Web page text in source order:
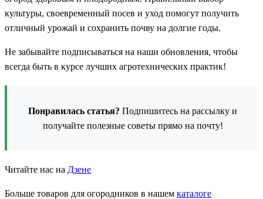
культуры, своевременный посев и уход помогут получить
отличный урожай и сохранить почву на долгие годы.
Не забывайте подписываться на наши обновления, чтобы
всегда быть в курсе лучших агротехнических практик!
Понравилась статья? Подпишитесь на рассылку и
получайте полезные советы прямо на почту!
Читайте нас на Дзене
Больше товаров для огородников в нашем каталоге